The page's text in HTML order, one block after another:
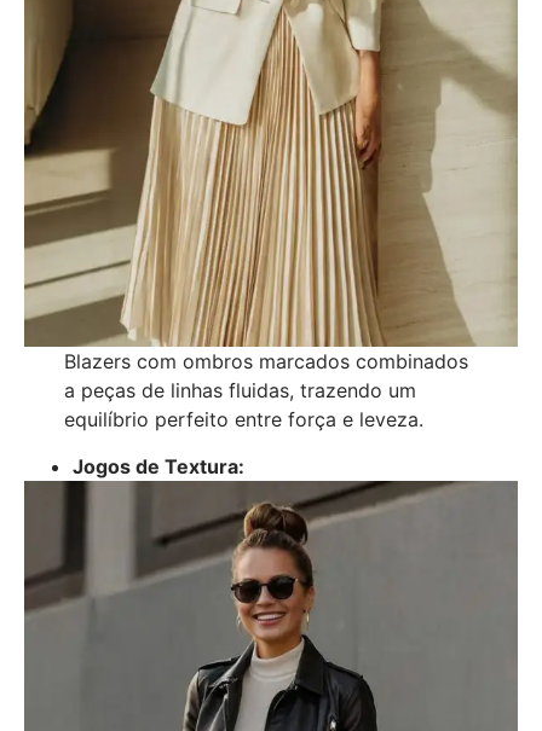
Blazers com ombros marcados combinados
a peças de linhas fluidas, trazendo um
equilíbrio perfeito entre força e leveza.
Jogos de Textura: